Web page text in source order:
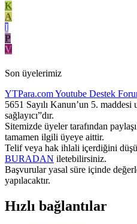
K
A
I
P
V
Son üyelerimiz
YTPara.comYoutube Destek
5651 Sayılı Kanun’un 5.
sağlayıcı”dır.
Sitemizde üyeler tarafından
tamamen ilgili üyeye aittir.
Telif veya hak ihlali içerdiğini
BURADAN iletebilirsiniz.
Başvurular yasal süre içinde
yapılacaktır.
Hızlı bağlantılar